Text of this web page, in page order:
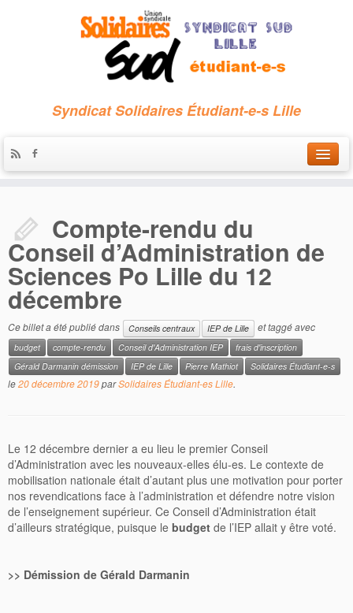
Syndicat Solidaires Étudiant-e-s Lille
Qui sommes-nous ?
Nous contacter
Les archives
Compte-rendu du
Conseil d’Administration de
Sciences Po Lille du 12
décembre
Ce billet a été publié dans Conseils centraux IEP de Lille et taggé avec
budget compte-rendu Conseil d'Administration IEP
frais d'inscription
Gérald Darmanin démission
IEP de Lille Pierre Mathiot Solidaires Étudiant-e-s
le20 décembre 2019parSolidaires Étudiant-es Lille.
Le 12 décembre dernier a eu lieu le premier Conseil
d’Administration avec les nouveaux-elles élu-es. Le contexte de
mobilisation nationale était d’autant plus une motivation pour porter
nos revendications face à l’administration et défendre notre vision
de l’enseignement supérieur. Ce Conseil d’Administration était
d’ailleurs stratégique, puisque le budget de l’IEP allait y être voté.
>> Démission de Gérald Darmanin